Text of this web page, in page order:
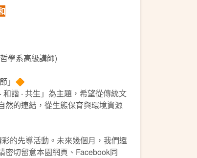
學系高級講師)
」🔶
諧 ‧ 共生」為主題，希望從傳統文
然的連結，從生態保育與環境資源
的先導活動。未來幾個月，我們還
密切留意本園網頁、Facebook同